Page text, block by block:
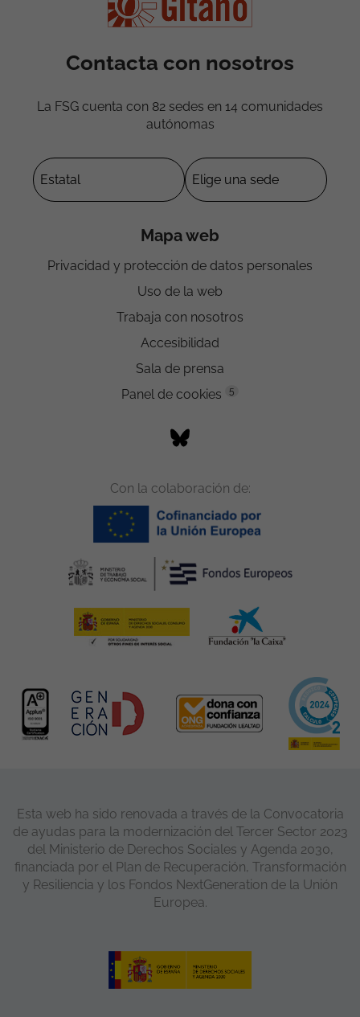
Contacta con nosotros
La FSG cuenta con 82 sedes en 14 comunidades
autónomas
Mapa web
Privacidad y protección de datos personales
Uso de la web
Trabaja con nosotros
Accesibilidad
Sala de prensa
Panel de cookies
5
Con la colaboración de:
Esta web ha sido renovada a través de la Convocatoria
de ayudas para la modernización del Tercer Sector 2023
del Ministerio de Derechos Sociales y Agenda 2030,
financiada por el Plan de Recuperación, Transformación
y Resiliencia y los Fondos NextGeneration de la Unión
Europea.